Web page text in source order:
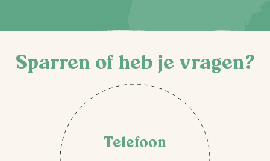
Sparren of heb je vragen?
Telefoon